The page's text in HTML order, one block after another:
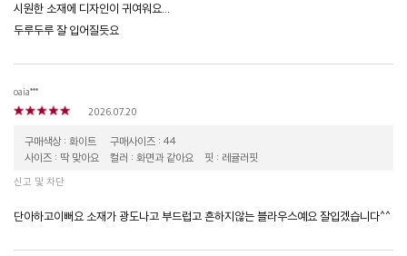
시원한 소재에 디자인이 귀여워요...
두루두루 잘 입어질듯요
oaia***
2026.07.20
구매색상 : 화이트
구매사이즈 : 44
사이즈 : 딱 맞아요
컬러 : 화면과 같아요 핏 : 레귤러핏
신고 및 차단
단아하고이뻐요 소재가 광도나고 부드럽고 흔하지않는 블라우스예요 잘입겠습니다^^